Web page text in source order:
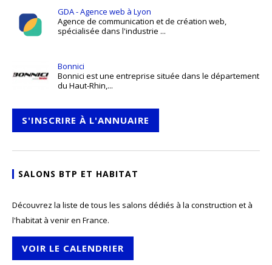
GDA - Agence web à Lyon
Agence de communication et de création web,
spécialisée dans l'industrie ...
Bonnici
Bonnici est une entreprise située dans le département
du Haut-Rhin,...
S'INSCRIRE À L'ANNUAIRE
SALONS BTP ET HABITAT
Découvrez la liste de tous les salons dédiés à la construction et à
l'habitat à venir en France.
VOIR LE CALENDRIER